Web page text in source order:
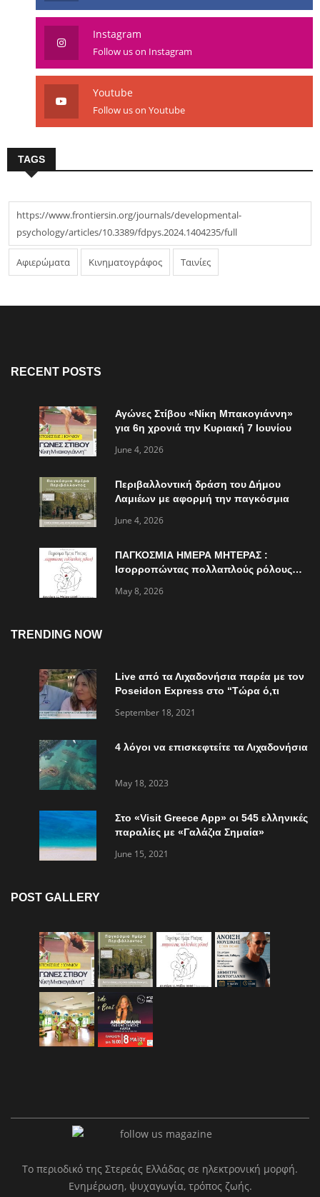
Instagram
Follow us on Instagram
Youtube
Follow us on Youtube
TAGS
https://www.frontiersin.org/journals/developmental-
psychology/articles/10.3389/fdpys.2024.1404235/full
Αφιερώματα Κινηματογράφος Ταινίες
RECENT POSTS
Αγώνες Στίβου «Νίκη Μπακογιάννη»
για 6η χρονιά την Κυριακή 7 Ιουνίου
June 4, 2026
Περιβαλλοντική δράση του Δήμου
Λαμιέων με αφορμή την παγκόσμια
June 4, 2026
ΠΑΓΚΟΣΜΙΑ ΗΜΕΡΑ ΜΗΤΕΡΑΣ :
Ισορροπώντας πολλαπλούς ρόλους…
May 8, 2026
TRENDING NOW
Live από τα Λιχαδονήσια παρέα με τον
Poseidon Express στο “Τώρα ό,τι
September 18, 2021
4 λόγοι να επισκεφτείτε τα Λιχαδονήσια
May 18, 2023
Στο «Visit Greece App» οι 545 ελληνικές
παραλίες με «Γαλάζια Σημαία»
June 15, 2021
POST GALLERY
Το περιοδικό της Στερεάς Ελλάδας σε ηλεκτρονική μορφή.
Ενημέρωση, ψυχαγωγία, τρόπος ζωής.